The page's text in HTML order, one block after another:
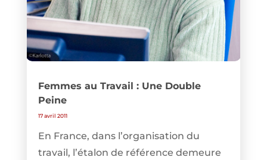
Femmes au Travail : Une Double
Peine
17 avril 2011
En France, dans l’organisation du
travail, l’étalon de référence demeure